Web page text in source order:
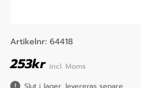
Artikelnr: 64418
253kr incl. Moms